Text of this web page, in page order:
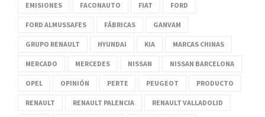
EMISIONES FACONAUTO FIAT FORD
FORD ALMUSSAFES FÁBRICAS GANVAM
GRUPO RENAULT HYUNDAI KIA MARCAS CHINAS
MERCADO MERCEDES NISSAN NISSAN BARCELONA
OPEL OPINIÓN PERTE PEUGEOT PRODUCTO
RENAULT RENAULT PALENCIA RENAULT VALLADOLID